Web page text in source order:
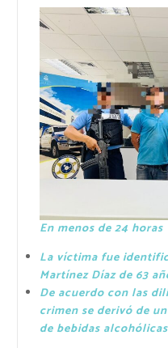
En menos de 24 horas
La víctima fue
Martínez Díaz de 63
De acuerdo con las
crimen se derivó de
de bebidas